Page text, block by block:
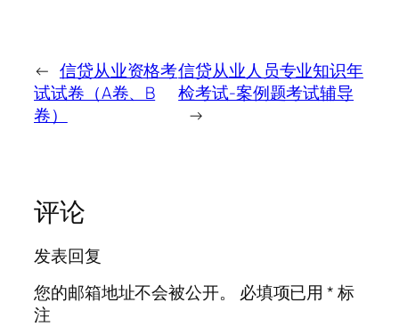
← 信贷从业资格考
试试卷（A卷、B
卷）
信贷从业人员专业知识年
检考试-案例题考试辅导
→
评论
发表回复
您的邮箱地址不会被公开。
必填项已用*标
注